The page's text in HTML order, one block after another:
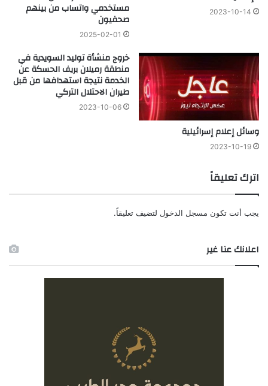
2023-10-14 مستخدمي واتساب من بينهم
صحفيون
2025-02-01
وسائل إعلام إسرائيلية
2023-10-19
خروج منشأة توليد السويدية في
منطقة رميلان بريف الحسكة عن
الخدمة نتيجة استهدافها من قبل
طيران الاحتلال التركي
2023-10-06
اترك تعليقاً
يجب أنت تكون مسجل الدخول لتضيف تعليقاً.
اعلانك عنا غير